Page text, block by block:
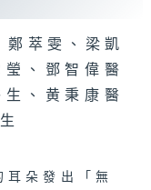
萃雯、梁凱
、鄧智偉醫
、黄秉康醫
耳朵發出「無